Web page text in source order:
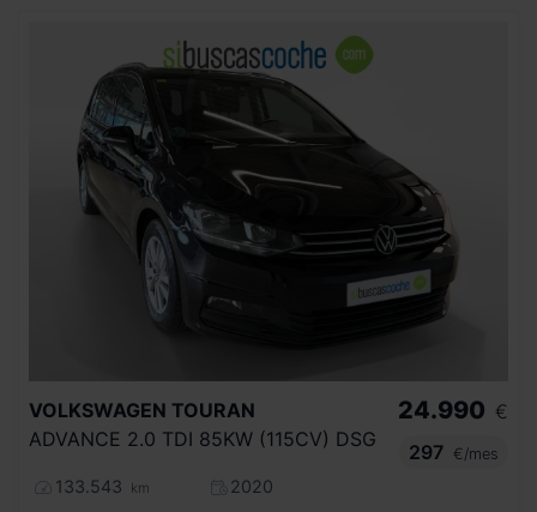
VOLKSWAGEN TOURAN
ADVANCE 2.0 TDI 85KW (115CV) DSG
133.543 km 2020
24.990 €
297
€/mes